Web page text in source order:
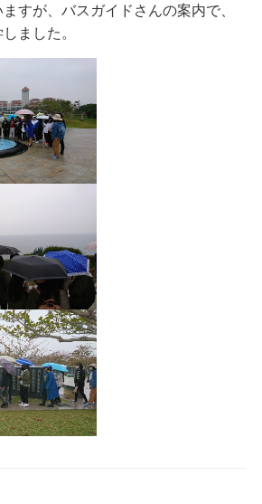
すが、バスガイドさんの案内で、
ました。